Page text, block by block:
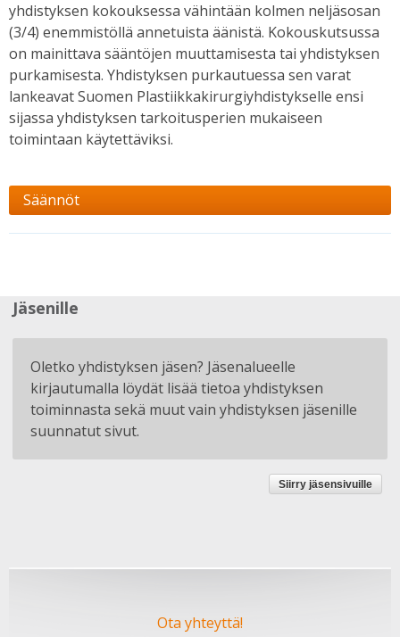
yhdistyksen kokouksessa vähintään kolmen neljäsosan
(3/4) enemmistöllä annetuista äänistä. Kokouskutsussa
on mainittava sääntöjen muuttamisesta tai yhdistyksen
purkamisesta. Yhdistyksen purkautuessa sen varat
lankeavat Suomen Plastiikkakirurgiyhdistykselle ensi
sijassa yhdistyksen tarkoitusperien mukaiseen
toimintaan käytettäviksi.
Säännöt
Jäsenille
Oletko yhdistyksen jäsen? Jäsenalueelle
kirjautumalla löydät lisää tietoa yhdistyksen
toiminnasta sekä muut vain yhdistyksen jäsenille
suunnatut sivut.
Siirry jäsensivuille
Ota yhteyttä!